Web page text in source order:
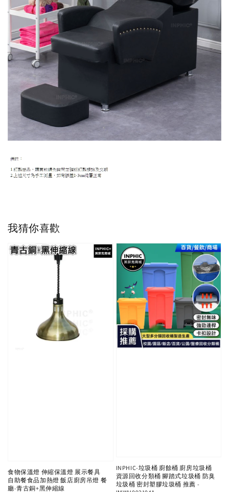
我猜你喜歡
食物保溫燈 伸縮保溫燈 展示餐具
自助餐食品加熱燈 飯店廚房吊燈 餐
廳-青古銅+黑伸縮線
INPHIC-垃圾桶 廚餘桶 廚房垃圾桶
資源回收分類桶 腳踏式垃圾桶 防臭
垃圾桶 密封塑膠垃圾桶 推薦 -